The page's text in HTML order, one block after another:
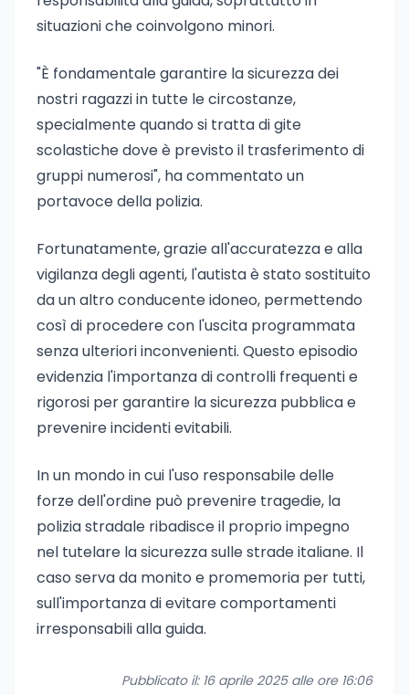
situazioni che coinvolgono minori.
"È fondamentale garantire la sicurezza dei
nostri ragazzi in tutte le circostanze,
specialmente quando si tratta di gite
scolastiche dove è previsto il trasferimento di
gruppi numerosi", ha commentato un
portavoce della polizia.
Fortunatamente, grazie all'accuratezza e alla
vigilanza degli agenti, l'autista è stato sostituito
da un altro conducente idoneo, permettendo
così di procedere con l'uscita programmata
senza ulteriori inconvenienti. Questo episodio
evidenzia l'importanza di controlli frequenti e
rigorosi per garantire la sicurezza pubblica e
prevenire incidenti evitabili.
In un mondo in cui l'uso responsabile delle
forze dell'ordine può prevenire tragedie, la
polizia stradale ribadisce il proprio impegno
nel tutelare la sicurezza sulle strade italiane. Il
caso serva da monito e promemoria per tutti,
sull'importanza di evitare comportamenti
irresponsabili alla guida.
Pubblicato il: 16 aprile 2025 alle ore 16:06